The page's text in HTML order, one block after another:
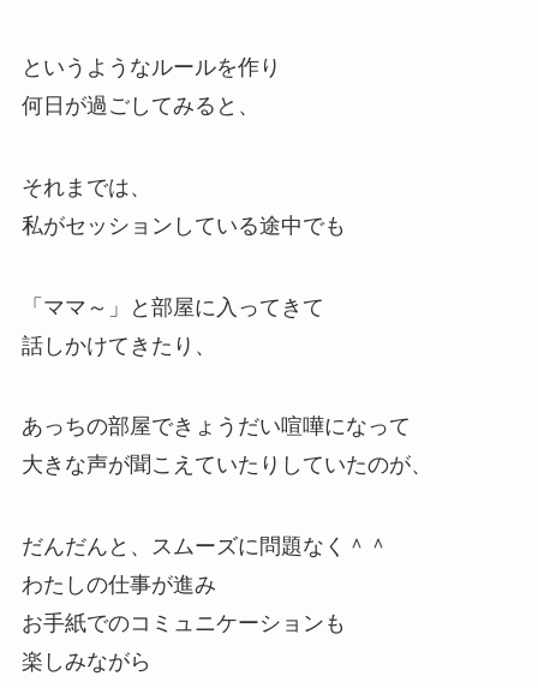
というようなルールを作り
何日が過ごしてみると、
それまでは、
私がセッションしている途中でも
「ママ～」と部屋に入ってきて
話しかけてきたり、
あっちの部屋できょうだい喧嘩になって
大きな声が聞こえていたりしていたのが、
だんだんと、スムーズに問題なく＾＾
わたしの仕事が進み
お手紙でのコミュニケーションも
楽しみながら